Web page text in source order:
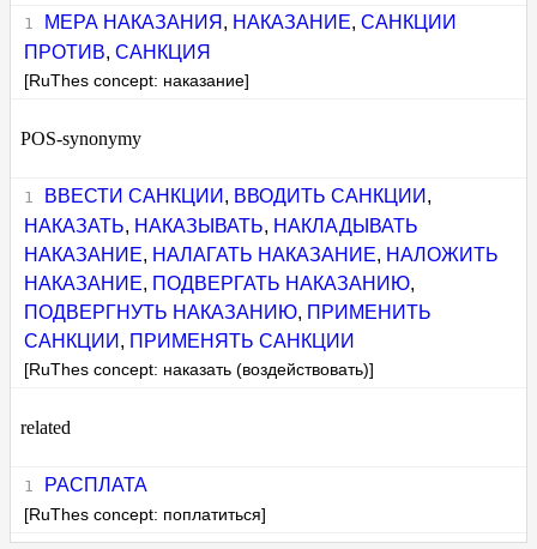
МЕРА НАКАЗАНИЯ , НАКАЗАНИЕ, САНКЦИИ
ПРОТИВ,САНКЦИЯ
[RuThes concept: наказание]
POS-synonymy
ВВЕСТИ САНКЦИИ , ВВОДИТЬ САНКЦИИ ,
НАКАЗАТЬ, НАКАЗЫВАТЬ, НАКЛАДЫВАТЬ
НАКАЗАНИЕ, НАЛАГАТЬ НАКАЗАНИЕ, НАЛОЖИТЬ
НАКАЗАНИЕ, ПОДВЕРГАТЬ НАКАЗАНИЮ,
ПОДВЕРГНУТЬ НАКАЗАНИЮ, ПРИМЕНИТЬ
САНКЦИИ , ПРИМЕНЯТЬ САНКЦИИ
[RuThes concept: наказать (воздействовать)]
related
РАСПЛАТА
[RuThes concept: поплатиться]